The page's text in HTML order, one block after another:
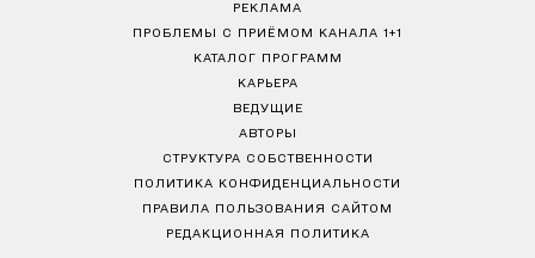
РЕКЛАМА
ПРОБЛЕМЫ С ПРИЁМОМ КАНАЛА 1+1
КАТАЛОГ ПРОГРАММ
КАРЬЕРА
ВЕДУЩИЕ
АВТОРЫ
СТРУКТУРА СОБСТВЕННОСТИ
ПОЛИТИКА КОНФИДЕНЦИАЛЬНОСТИ
ПРАВИЛА ПОЛЬЗОВАНИЯ САЙТОМ
РЕДАКЦИОННАЯ ПОЛИТИКА